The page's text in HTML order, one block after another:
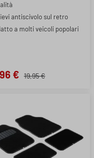
antiscivolo sul retro
a molti veicoli popolari
€ 19,95 €